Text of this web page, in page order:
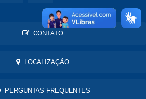
CONTATO
LOCALIZAÇÃO
PERGUNTAS FREQUENTES